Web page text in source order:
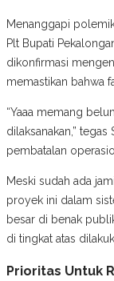
Menanggapi
Plt Bupati
dikonfirmasi
memastikan bahwa
“Yaaa memang
dilaksanakan,”
pembatalan
Meski sudah ada
proyek ini dalam
besar di benak
di tingkat atas
Prioritas Untuk